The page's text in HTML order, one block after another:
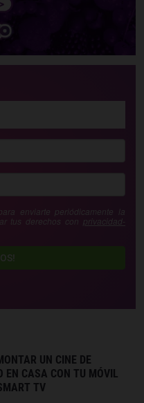
enviarte periódicamente la
tus derechos con privacidad-
UN CINE DE
EN CASA CON TU MÓVIL
TV